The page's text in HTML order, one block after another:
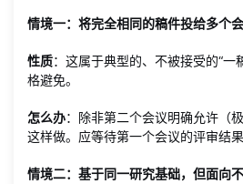
情境一：将完全相同的稿件投给多个
性质：这属于典型的、不被接受的“一
格避免。
怎么办：除非第二个会议明确允许（
这样做。应等待第一个会议的评审结果
情境二：基于同一研究基础，但面向